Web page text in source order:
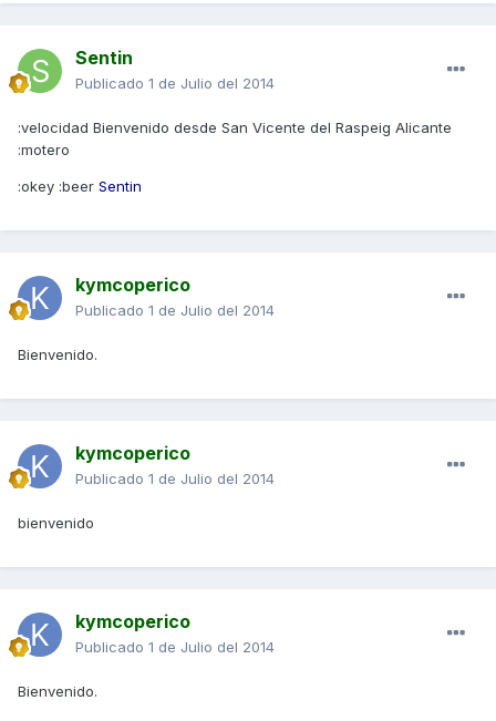
Sentin
Publicado 1 de Julio del 2014
:velocidad Bienvenido desde San Vicente del Raspeig Alicante
:motero
:okey :beer Sentin
kymcoperico
Publicado 1 de Julio del 2014
Bienvenido.
kymcoperico
Publicado 1 de Julio del 2014
bienvenido
kymcoperico
Publicado 1 de Julio del 2014
Bienvenido.